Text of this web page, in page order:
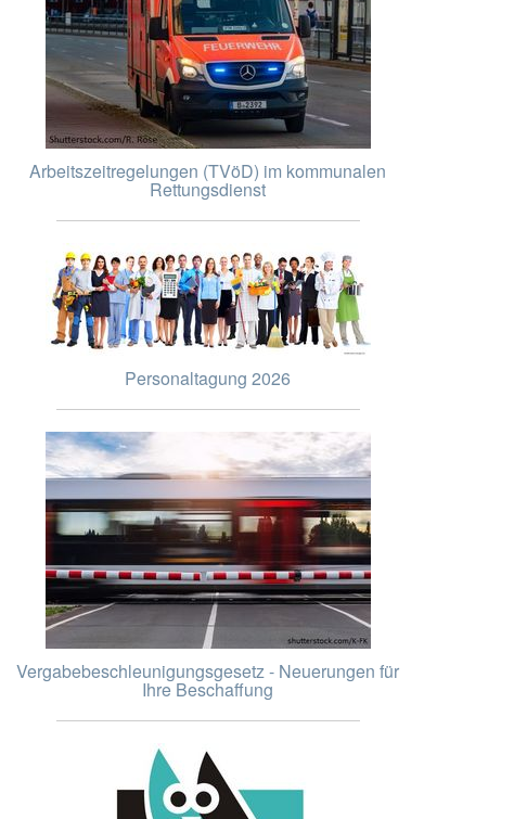
Arbeitszeitregelungen (TVöD) im kommunalen
Rettungsdienst
Personaltagung 2026
Vergabebeschleunigungsgesetz - Neuerungen für
Ihre Beschaffung